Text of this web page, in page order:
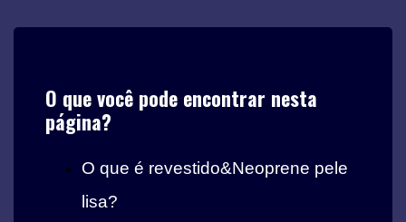
O que você pode encontrar nesta
página?
O que é revestido&Neoprene pele
lisa?